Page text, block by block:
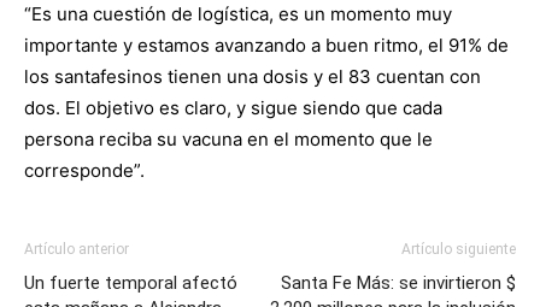
“Es una cuestión de logística, es un momento muy
importante y estamos avanzando a buen ritmo, el 91% de
los santafesinos tienen una dosis y el 83 cuentan con
dos. El objetivo es claro, y sigue siendo que cada
persona reciba su vacuna en el momento que le
corresponde”.
Artículo anterior
Un fuerte temporal afectó
Artículo siguiente
Santa Fe Más: se invirtieron $